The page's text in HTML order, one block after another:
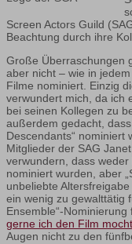
Screen Actors Guild
Beachtung durch ihre
Große Überraschungen
aber nicht – wie in
Filme nominiert. Einzig
verwundert mich, da ich
bei seinen Kollegen zu
außerdem gedacht,
Descendants“ nominiert
Mitglieder der SAG
verwundern, dass
nominiert wurden, aber
unbeliebte
ein wenig zu gewalttätig
Ensemble“-
gerne ich den Film
Augen nicht zu den